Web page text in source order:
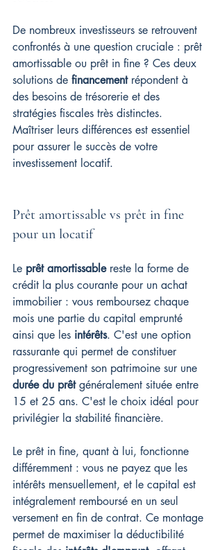
De nombreux investisseurs se retrouvent
confrontés à une question cruciale : prêt
amortissable ou prêt in fine ? Ces deux
solutions de financement répondent à
des besoins de trésorerie et des
stratégies fiscales très distinctes.
Maîtriser leurs différences est essentiel
pour assurer le succès de votre
investissement locatif.
Prêt amortissable vs prêt in fine
pour un locatif
Le prêt amortissable reste la forme de
crédit la plus courante pour un achat
immobilier : vous remboursez chaque
mois une partie du capital emprunté
ainsi que les intérêts. C'est une option
rassurante qui permet de constituer
progressivement son patrimoine sur une
durée du prêt généralement située entre
15 et 25 ans. C'est le choix idéal pour
privilégier la stabilité financière.
Le prêt in fine, quant à lui, fonctionne
différemment : vous ne payez que les
intérêts mensuellement, et le capital est
intégralement remboursé en un seul
versement en fin de contrat. Ce montage
permet de maximiser la déductibilité